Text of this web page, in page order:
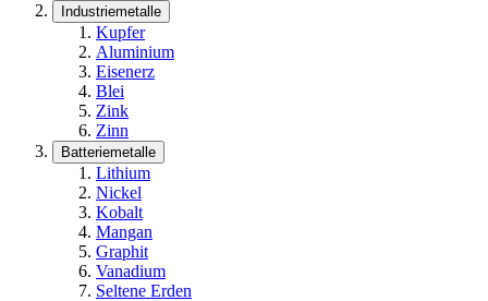
Industriemetalle
Kupfer
Aluminium
Eisenerz
Blei
Zink
Zinn
Batteriemetalle
Lithium
Nickel
Kobalt
Mangan
Graphit
Vanadium
Seltene Erden